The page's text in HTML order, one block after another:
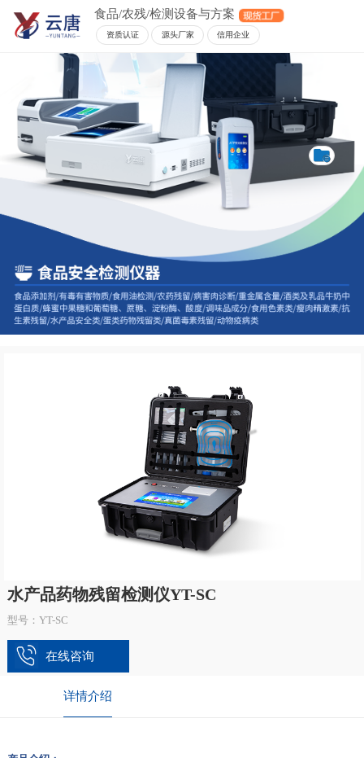
食品/农残/检测设备与方案
资质认证 源头厂家 信用企业
水产品药物残留检测仪YT-SC
型号：YT-SC
在线咨询
详情介绍